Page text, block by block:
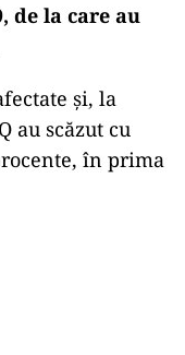
de la care au
și, la
au scăzut cu
în prima